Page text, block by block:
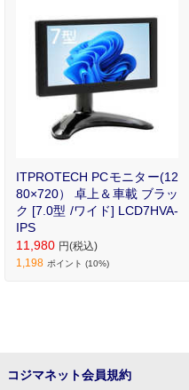
ITPROTECH PCモニター(12
80×720） 卓上＆車載 ブラッ
ク [7.0型 /ワイド] LCD7HVA-
IPS
11,980 円(税込)
1,198 ポイント (10%)
コジマネット会員規約